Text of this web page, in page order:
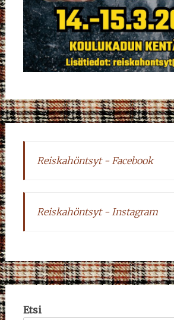
Reiskahöntsyt - Facebook
Reiskahöntsyt - Instagram
Etsi